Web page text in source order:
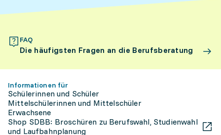
FAQ
Die häufigsten Fragen an die Berufsberatung
Informationen für
Schülerinnen und Schüler
Mittelschülerinnen und Mittelschüler
Erwachsene
Shop SDBB: Broschüren zu Berufswahl, Studienwahl
und Laufbahnplanung